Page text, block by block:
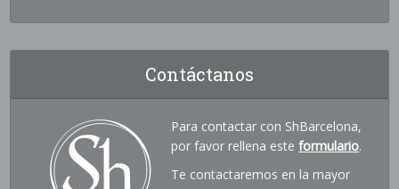
Contáctanos
Para contactar con ShBarcelona,
por favor rellena esteformulario.
Te contactaremos en la mayor